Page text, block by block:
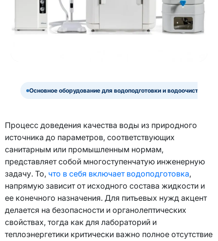
Основное оборудование для водоподготовки и водоочистки
Процесс доведения качества воды из природного
источника до параметров, соответствующих
санитарным или промышленным нормам,
представляет собой многоступенчатую инженерную
задачу. То, что в себя включает водоподготовка,
напрямую зависит от исходного состава жидкости и
ее конечного назначения. Для питьевых нужд акцент
делается на безопасности и органолептических
свойствах, тогда как для лабораторий и
теплоэнергетики критически важно полное отсутствие